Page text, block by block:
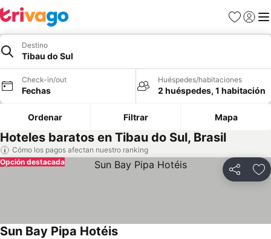
Favoritos
Iniciar
Destino
Tibau do Sul
Check-in/out
Fechas
Huéspedes/habitaciones
2 huéspedes, 1 habitación
Ordenar Filtrar Mapa
Hoteles baratos en Tibau do Sul, Brasil
Cómo los pagos afectan nuestro ranking
Compartir
Opción destacada
Sun Bay Pipa Hotéis